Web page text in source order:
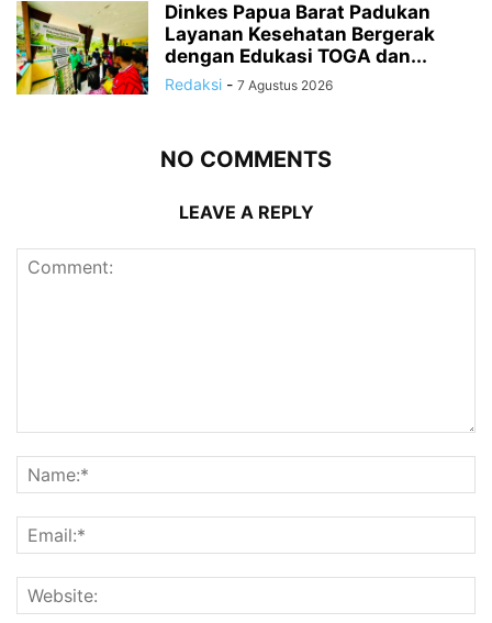
Dinkes Papua Barat Padukan
Layanan Kesehatan Bergerak
dengan Edukasi TOGA dan...
Redaksi - 7 Agustus 2026
NO COMMENTS
LEAVE A REPLY